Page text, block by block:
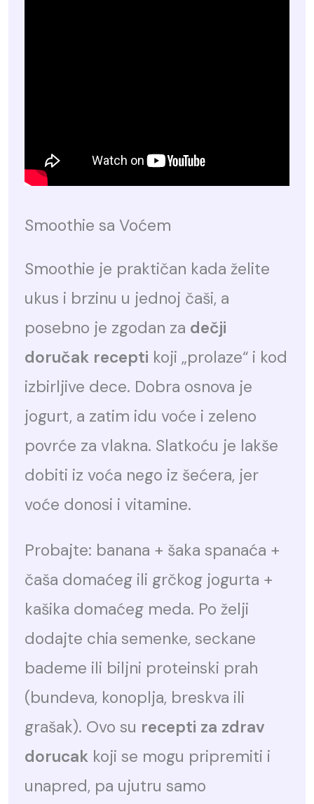
Smoothie sa Voćem
Smoothie je praktičan kada želite
ukus i brzinu u jednoj čaši, a
posebno je zgodan za dečji
doručak recepti koji „prolaze“ i kod
izbirljive dece. Dobra osnova je
jogurt, a zatim idu voće i zeleno
povrće za vlakna. Slatkoću je lakše
dobiti iz voća nego iz šećera, jer
voće donosi i vitamine.
Probajte: banana + šaka spanaća +
čaša domaćeg ili grčkog jogurta +
kašika domaćeg meda. Po želji
dodajte chia semenke, seckane
bademe ili biljni proteinski prah
(bundeva, konoplja, breskva ili
grašak). Ovo su recepti za zdrav
dorucak koji se mogu pripremiti i
unapred, pa ujutru samo